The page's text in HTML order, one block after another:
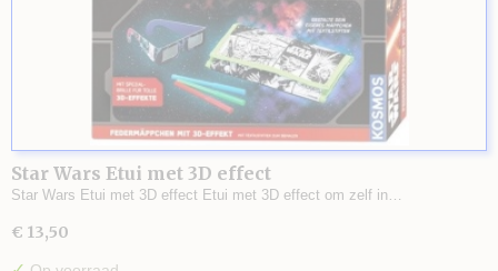
Star Wars Etui met 3D effect
Star Wars Etui met 3D effect Etui met 3D effect om zelf in…
€ 13,50